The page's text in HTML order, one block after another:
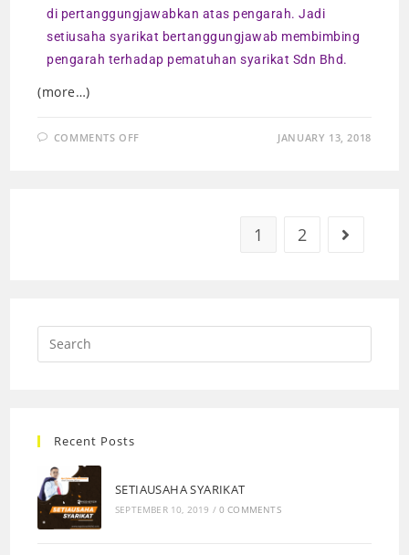
di pertanggungjawabkan atas pengarah. Jadi
setiusaha syarikat bertanggungjawab membimbing
pengarah terhadap pematuhan syarikat Sdn Bhd.
(more…)
COMMENTS OFF JANUARY 13, 2018
1 2
Recent Posts
SETIAUSAHA SYARIKAT
SEPTEMBER 10, 2019 / 0 COMMENTS